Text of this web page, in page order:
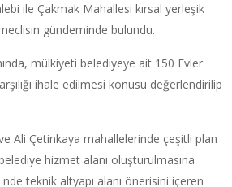
ile Çakmak Mahallesi kırsal yerleşik
gündeminde bulundu.
mülkiyeti belediyeye ait 150 Evler
ihale edilmesi konusu değerlendirilip
Ali Çetinkaya mahallelerinde çeşitli plan
hizmet alanı oluşturulmasına
teknik altyapı alanı önerisini içeren